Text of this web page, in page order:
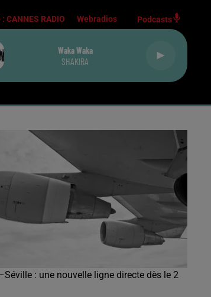
:CANNES RADIO Webradios Podcasts
Waka Waka
SHAKIRA
: une nouvelle ligne directe dès le 2